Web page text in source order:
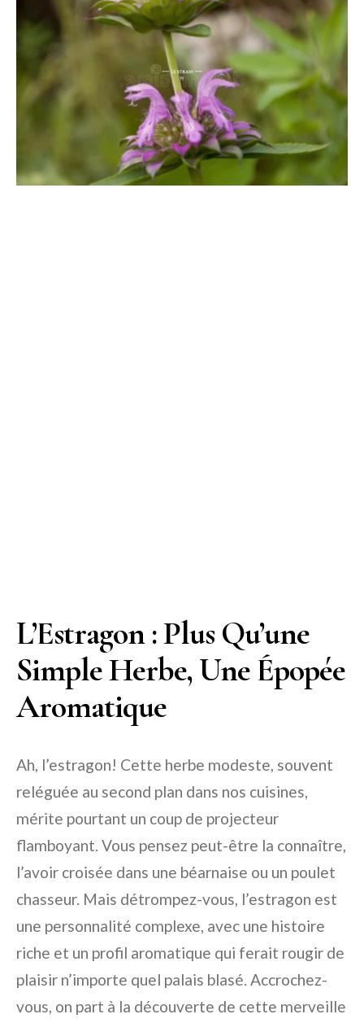
L’Estragon : Plus Qu’une
Simple Herbe, Une Épopée
Aromatique
Ah, l’estragon! Cette herbe modeste, souvent
reléguée au second plan dans nos cuisines,
mérite pourtant un coup de projecteur
flamboyant. Vous pensez peut-être la connaître,
l’avoir croisée dans une béarnaise ou un poulet
chasseur. Mais détrompez-vous, l’estragon est
une personnalité complexe, avec une histoire
riche et un profil aromatique qui ferait rougir de
plaisir n’importe quel palais blasé. Accrochez-
vous, on part à la découverte de cette merveille